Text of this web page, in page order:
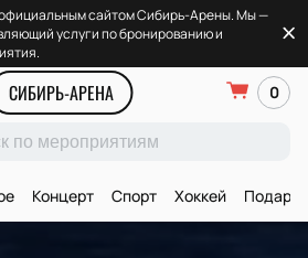
сайтом Сибирь-Арены. Мы —
услуги по бронированию и
СИБИРЬ-АРЕНА 0
Концерт Спорт Хоккей